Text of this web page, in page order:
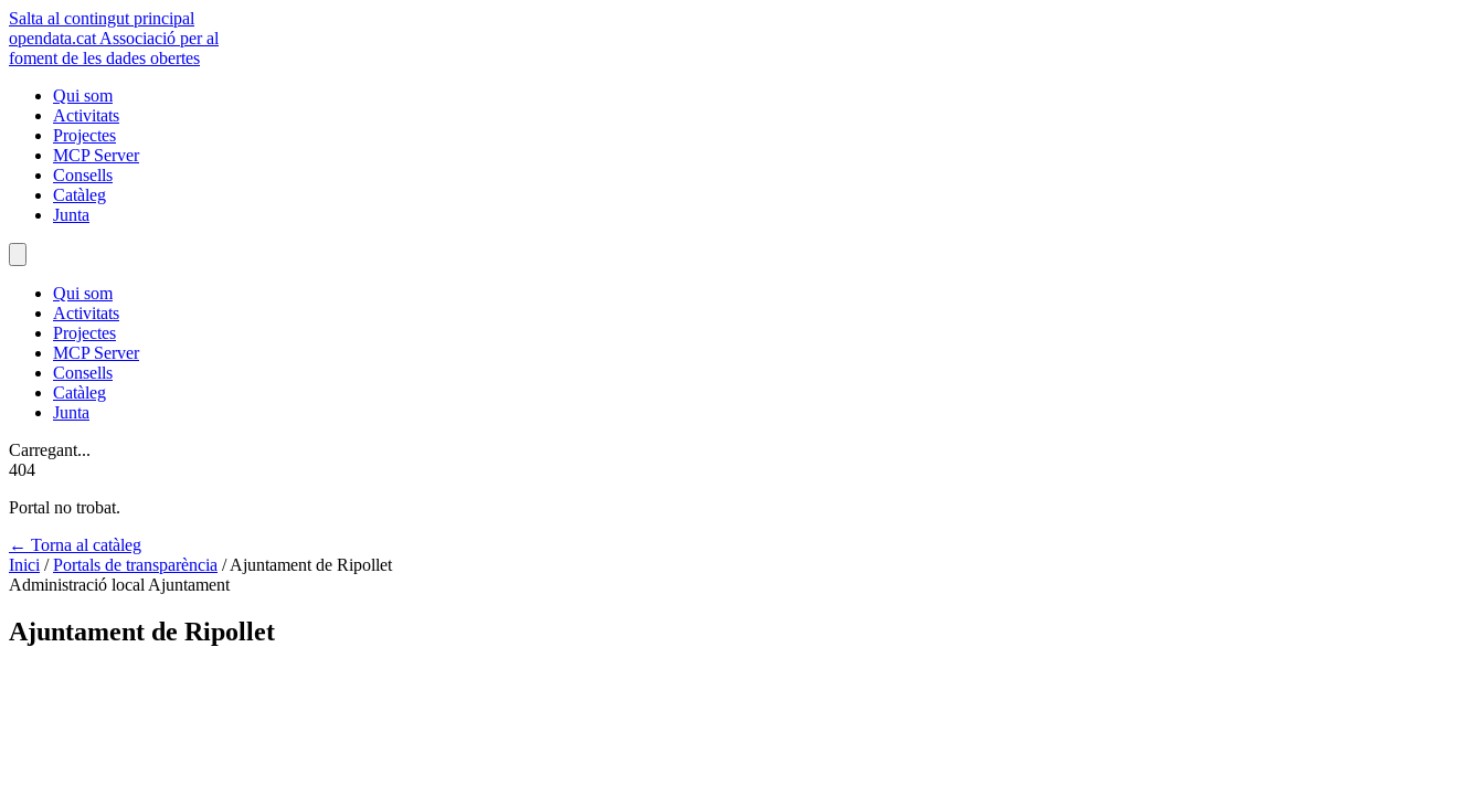
Salta al contingut principal
opendata.cat Associació per al
foment de les dades obertes
Qui som
Activitats
Projectes
MCP Server
Consells
Catàleg
Junta
Qui som
Activitats
Projectes
MCP Server
Consells
Catàleg
Junta
Carregant...
404
Portal no trobat.
← Torna al catàleg
Inici / Portals de transparència / Ajuntament de Ripollet
Administració local Ajuntament
Ajuntament de Ripollet